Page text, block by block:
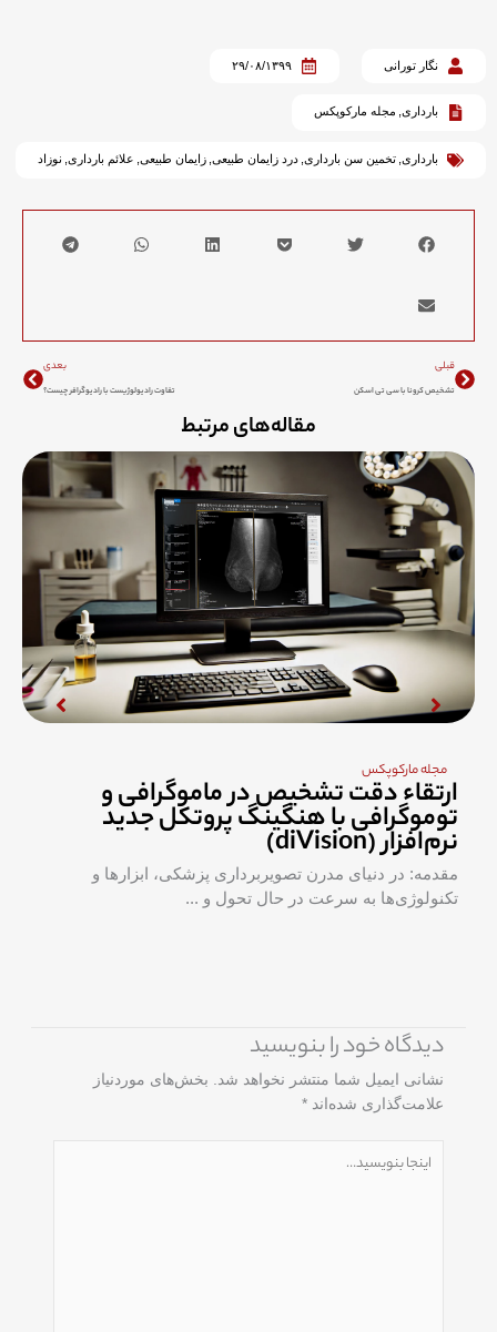
نگار تورانی ۲۹/۰۸/۱۳۹۹
بارداری, مجله مارکوپکس
بارداری, تخمین سن بارداری, درد زایمان طبیعی, زایمان طبیعی, علائم بارداری, نوزاد
قبلی
تشخیص کرونا با سی تی اسکن
بعدی
تفاوت رادیولوژیست با رادیوگرافر چیست؟
مقاله‌های مرتبط
مجله مارکوپکس
یکپارچه سازی RIS/PACS
یکپارچه سازی RIS/PACS RIS و PACS هر کدام نقش‌
جداگانه‌ای در اکوسیستم درمان ایفا می ...
نشانی ایمیل شما منتشر نخواهد شد.
علامت‌گذاری شده‌اند *